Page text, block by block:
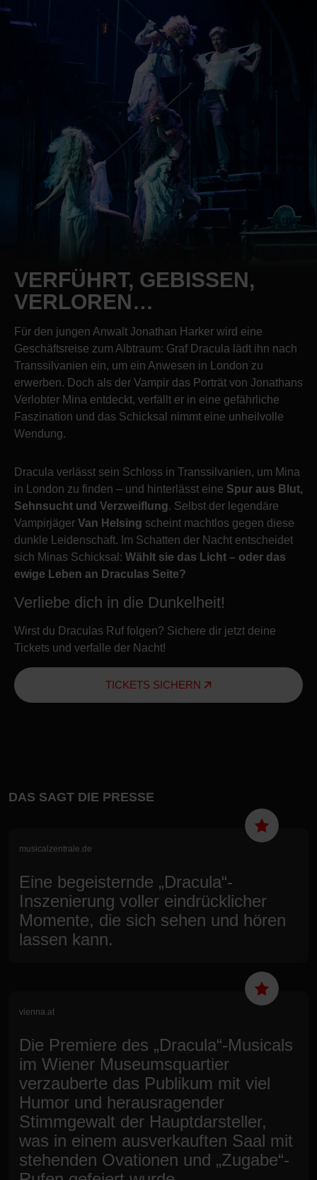
VERFÜHRT, GEBISSEN,
VERLOREN…
Für den jungen Anwalt Jonathan Harker wird eine
Geschäftsreise zum Albtraum: Graf Dracula lädt ihn nach
Transsilvanien ein, um ein Anwesen in London zu
erwerben. Doch als der Vampir das Porträt von Jonathans
Verlobter Mina entdeckt, verfällt er in eine gefährliche
Faszination und das Schicksal nimmt eine unheilvolle
Wendung.
Dracula verlässt sein Schloss in Transsilvanien, um Mina
in London zu finden – und hinterlässt eine Spur aus Blut,
Sehnsucht und Verzweiflung. Selbst der legendäre
Vampirjäger Van Helsing scheint machtlos gegen diese
dunkle Leidenschaft. Im Schatten der Nacht entscheidet
sich Minas Schicksal: Wählt sie das Licht – oder das
ewige Leben an Draculas Seite?
Verliebe dich in die Dunkelheit!
Wirst du Draculas Ruf folgen? Sichere dir jetzt deine
Tickets und verfalle der Nacht!
TICKETS SICHERN
DAS SAGT DIE PRESSE
musicalzentrale.de
Eine begeisternde „Dracula“-
Inszenierung voller eindrücklicher
Momente, die sich sehen und hören
lassen kann.
vienna.at
Die Premiere des „Dracula“-Musicals
im Wiener Museumsquartier
verzauberte das Publikum mit viel
Humor und herausragender
Stimmgewalt der Hauptdarsteller,
was in einem ausverkauften Saal mit
stehenden Ovationen und „Zugabe“-